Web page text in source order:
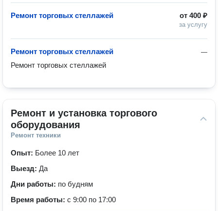
от 400 ₽
за услугу
Ремонт торговых стеллажей
—
Ремонт торговых стеллажей
Ремонт торговых стеллажей
Ремонт и установка торгового
оборудования
Ремонт техники
Опыт: Более 10 лет
Выезд: Да
Дни работы: по будням
Время работы: с 9:00 по 17:00